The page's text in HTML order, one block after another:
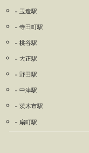
玉造駅
寺田町駅
桃谷駅
大正駅
野田駅
中津駅
茨木市駅
扇町駅